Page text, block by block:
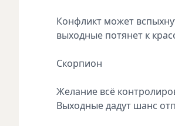
Конфликт может
выходные потянет к
Скорпион
Желание всё
Выходные дадут шанс